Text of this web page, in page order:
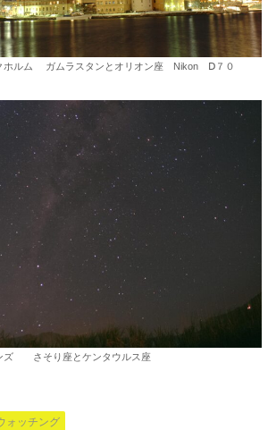
ホルム ガムラスタンとオリオン座 Nikon Ⅾ７０
ズ さそり座とケンタウルス座
ォッチング